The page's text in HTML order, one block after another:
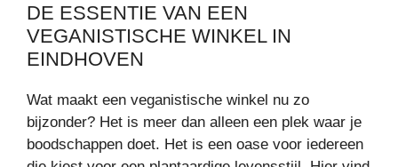
DE ESSENTIE VAN EEN
VEGANISTISCHE WINKEL IN
EINDHOVEN
Wat maakt een veganistische winkel nu zo
bijzonder? Het is meer dan alleen een plek waar je
boodschappen doet. Het is een oase voor iedereen